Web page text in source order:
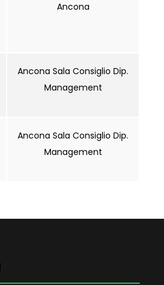
Ancona
Ancona Sala Consiglio Dip.
Management
Ancona Sala Consiglio Dip.
Management